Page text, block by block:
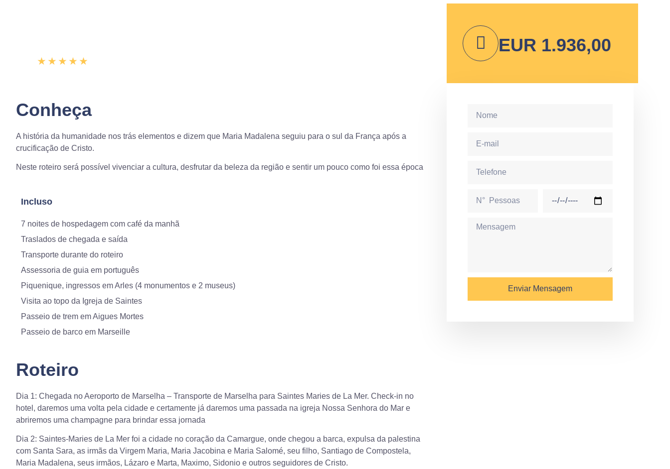
★ ★ ★ ★ ★
EUR 1.936,00
Conheça
A história da humanidade nos trás elementos e dizem que Maria Madalena seguiu para o sul da França após a
crucificação de Cristo.
Neste roteiro será possível vivenciar a cultura, desfrutar da beleza da região e sentir um pouco como foi essa época
Incluso
7 noites de hospedagem com café da manhã
Traslados de chegada e saída
Transporte durante do roteiro
Assessoria de guia em português
Piquenique, ingressos em Arles (4 monumentos e 2 museus)
Visita ao topo da Igreja de Saintes
Passeio de trem em Aigues Mortes
Passeio de barco em Marseille
Roteiro
Dia 1: Chegada no Aeroporto de Marselha – Transporte de Marselha para Saintes Maries de La Mer. Check-in no
hotel, daremos uma volta pela cidade e certamente já daremos uma passada na igreja Nossa Senhora do Mar e
abriremos uma champagne para brindar essa jornada
Dia 2: Saintes-Maries de La Mer foi a cidade no coração da Camargue, onde chegou a barca, expulsa da palestina
com Santa Sara, as irmãs da Virgem Maria, Maria Jacobina e Maria Salomé, seu filho, Santiago de Compostela,
Maria Madalena, seus irmãos, Lázaro e Marta, Maximo, Sidonio e outros seguidores de Cristo.
Enviar Mensagem